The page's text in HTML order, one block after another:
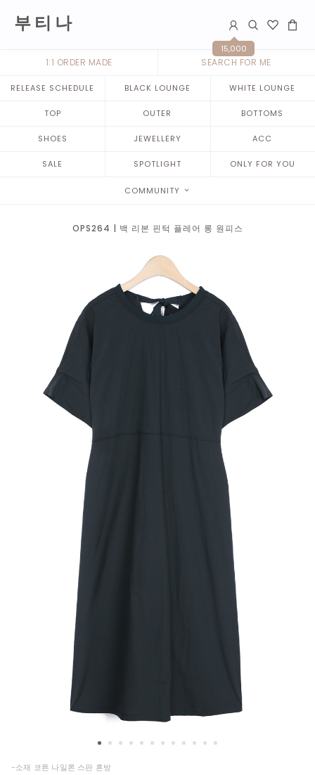
부 티 나
15,000
1:1 ORDER MADE SEARCH FOR ME
RELEASE SCHEDULE BLACK LOUNGE WHITE LOUNGE
TOP OUTER BOTTOMS
SHOES JEWELLERY ACC
SALE SPOTLIGHT ONLY FOR YOU
COMMUNITY
OPS264 | 백 리본 핀턱 플레어 롱 원피스
-소재 코튼 나일론 스판 혼방